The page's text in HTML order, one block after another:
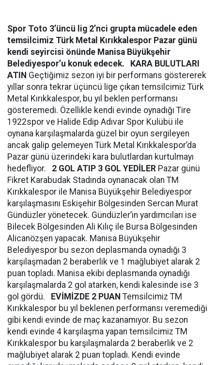
Spor Toto 3’üncü lig 2’nci grupta mücadele eden
temsilcimiz Türk Metal Kırıkkalespor Pazar günü
kendi seyircisi önünde Manisa Büyükşehir
Belediyespor’u konuk edecek.
KARA BULUTLARI
ATIN Geçtiğimiz sezon iyi bir performans göstererek
yıllar sonra tekrar üçüncü lige çıkan temsilcimiz Türk
Metal Kırıkkalespor, bu yıl beklen performansı
gösteremedi. Özellikle kendi evinde oynadığı Tire
1922spor ve Halide Edip Adıvar Spor Kulübü ile
oynana karşılaşmalarda güzel bir oyun sergileyen
ancak galip gelemeyen Türk Metal Kırıkkalespor’da
Pazar günü üzerindeki kara bulutlardan kurtulmayı
hedefliyor. 2 GOL ATIP 3 GOL YEDİLER Pazar günü
Fikret Karabudak Stadında oynanacak olan TM
Kırıkkalespor ile Manisa Büyükşehir Belediyespor
karşılaşmasını Eskişehir Bölgesinden Sercan Murat
Gündüzler yönetecek. Gündüzler’in yardımcıları ise
Bilecek Bölgesinden Ali Kılıç ile Bursa Bölgesinden
Alicanözşen yapacak. Manisa Büyükşehir
Belediyespor bu sezon deplasmanda oynadığı 3
karşılaşmadan 2 beraberlik ve 1 mağlubiyet alarak 2
puan topladı. Manisa ekibi deplasmanda oynadığı
karşılaşmalarda 2 gol atarken, kendi kalesinde ise 3
gol gördü.
EVİMİZDE 2 PUAN Temsilcimiz TM
Kırıkkalespor bu yıl beklenen performansı veremediği
gibi kendi evinde de maç kazanamıyor. Bu sezon
kendi evinde 4 karşılaşma yapan temsilcimiz TM
Kırıkkalespor bu karşılaşmalarda 2 beraberlik ve 2
mağlubiyet alarak 2 puan topladı. Kendi evinde